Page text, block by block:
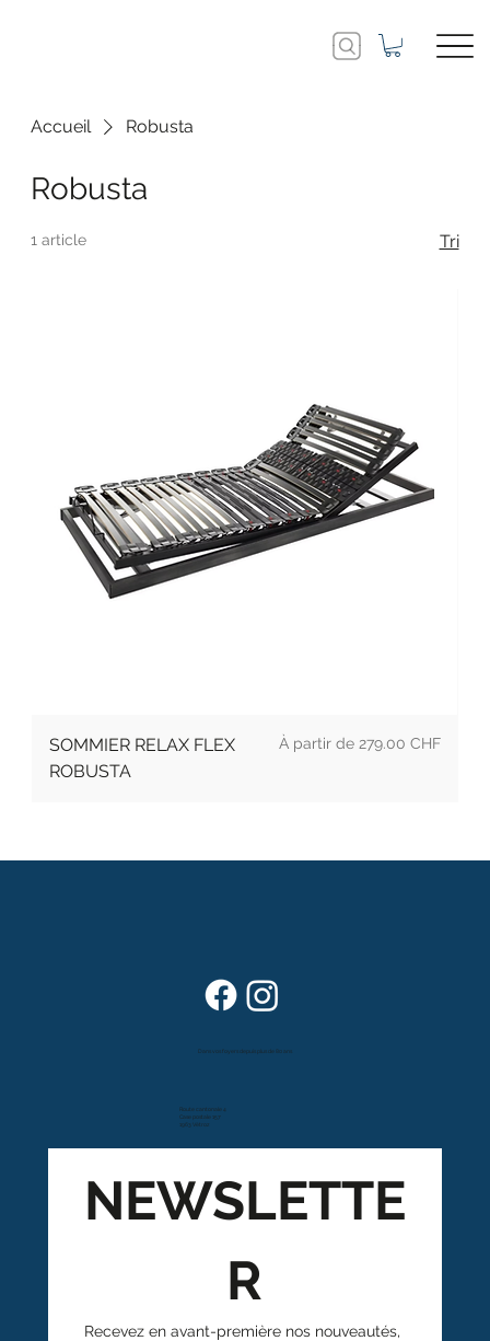
Accueil Robusta
Robusta
1 article Tri
SOMMIER RELAX FLEX
ROBUSTA
Prix 279.00 CHF
Route cantonale 4
Case postale 157
1963 Vétroz
Dans vos foyers depuis plus de 80 ans
NEWSLETTE
R
Recevez en avant-première nos nouveautés,